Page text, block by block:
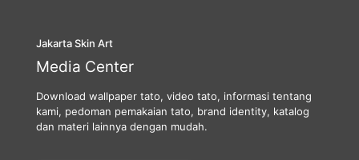
Jakarta Skin Art
Media Center
Download wallpaper tato, video tato, informasi tentang
kami, pedoman pemakaian tato, brand identity, katalog
dan materi lainnya dengan mudah.